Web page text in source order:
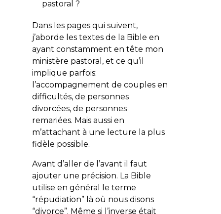
pastoral ?
Dans les pages qui suivent,
j’aborde les textes de la Bible en
ayant constamment en tête mon
ministère pastoral, et ce qu’il
implique parfois:
l’accompagnement de couples en
difficultés, de personnes
divorcées, de personnes
remariées. Mais aussi en
m’attachant à une lecture la plus
fidèle possible.
Avant d’aller de l’avant il faut
ajouter une précision. La Bible
utilise en général le terme
“répudiation” là où nous disons
“divorce”. Même si l’inverse était